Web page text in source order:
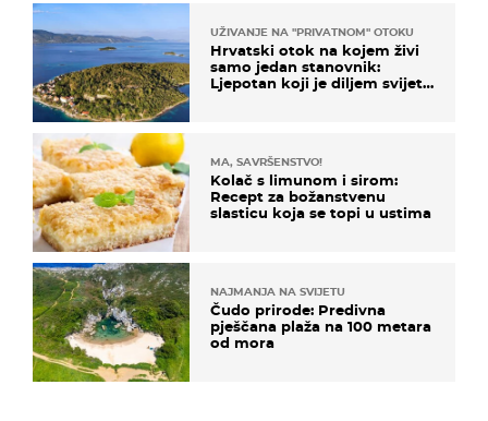
UŽIVANJE NA "PRIVATNOM" OTOKU
Hrvatski otok na kojem živi
samo jedan stanovnik:
Ljepotan koji je diljem svijeta
MA, SAVRŠENSTVO!
Kolač s limunom i sirom:
Recept za božanstvenu
slasticu koja se topi u ustima
NAJMANJA NA SVIJETU
Čudo prirode: Predivna
pješčana plaža na 100 metara
od mora